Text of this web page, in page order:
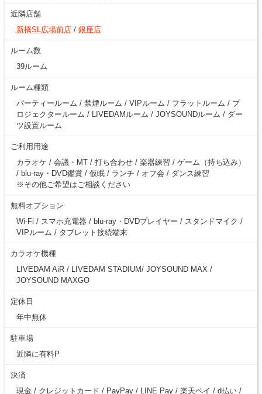
近隣店舗
新橋SL広場前店 / 銀座店
ルーム数
39ルーム
ルーム種類
パーティールーム / 禁煙ルーム / VIPルーム / フラットルーム / プ
ロジェクタールーム / LIVEDAMルーム / JOYSOUNDルーム / ダー
ツ設置ルーム
ご利用用途
カラオケ / 会議・MT / 打ち合わせ / 楽器練習 / ゲーム（持ち込み）
/ blu-ray・DVD鑑賞 / 仮眠 / ランチ / オフ会 / ダンス練習
※その他ご希望はご相談ください
無料オプション
Wi-Fi / スマホ充電器 / blu-ray・DVDプレイヤー / スタンドマイク /
VIPルーム / タブレット接続端末
カラオケ機種
LIVEDAM AiR / LIVEDAM STADIUM/ JOYSOUND MAX /
JOYSOUND MAXGO
定休日
年中無休
駐車場
近隣に有料P
決済
現金 / クレジットカード / PayPay / LINE Pay / 楽天ペイ / d払い /